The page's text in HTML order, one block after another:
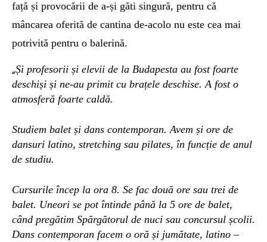
față și provocării de a-și găti singură, pentru că
mâncarea oferită de cantina de-acolo nu este cea mai
potrivită pentru o balerină.
„Și profesorii și elevii de la Budapesta au fost foarte
deschiși și ne-au primit cu brațele deschise. A fost o
atmosferă foarte caldă.
Studiem balet și dans contemporan. Avem și ore de
dansuri latino, stretching sau pilates, în funcție de anul
de studiu.
Cursurile încep la ora 8. Se fac două ore sau trei de
balet. Uneori se pot întinde până la 5 ore de balet,
când pregătim Spărgătorul de nuci sau concursul școlii.
Dans contemporan facem o oră și jumătate, latino –